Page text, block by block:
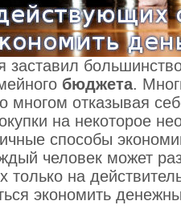
заставил
бюджета.
многом отказывая
на некоторое
способы
человек может
только на
экономить